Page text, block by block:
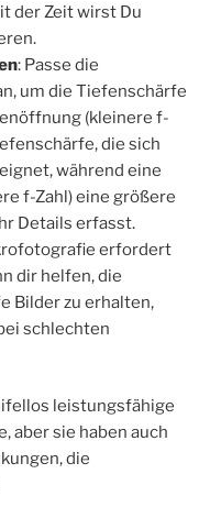
der Zeit wirst Du
: Passe die
um die Tiefenschärfe
(kleinere f-
die sich
während eine
f-Zahl) eine größere
Details erfasst.
erfordert
dir helfen, die
Bilder zu erhalten,
schlechten
leistungsfähige
aber sie haben auch
die